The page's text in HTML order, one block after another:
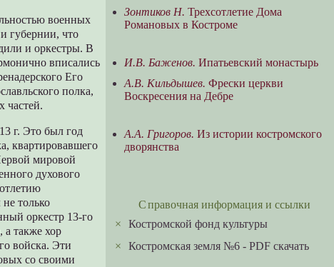
военных
губернии, что
и оркестры. В
вписались
Его
полка,
частей.
г. Это был год
квартировавшего
мировой
духового
только
оркестр 13-го
а также хор
войска. Эти
со своими
Зонтиков Н. Трехсотлетие Дома
Романовых в Костроме
И.В. Баженов. Ипатьевский монастырь
А.В. Кильдышев. Фрески церкви
Воскресения на Дебре
А.А. Григоров. Из истории костромского
дворянства
Справочная информация и ссылки
×Костромской фонд культуры
×Костромская земля №6 - PDF скачать